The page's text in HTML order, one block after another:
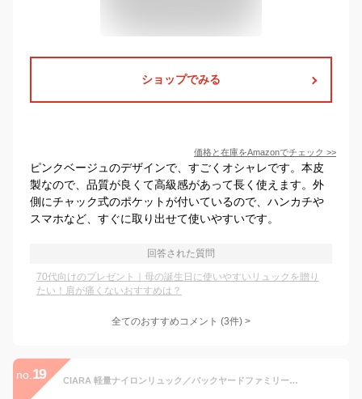
ショップでみる
価格と在庫をAmazonでチェック >>
ピンクベージュのデザインで、すごくオシャレです。本皮
製なので、品質が良くて高級感があって長く使えます。外
側にチャック式のポケットが付いているので、ハンカチや
スマホなど、すぐに取り出せて使いやすいです。
回答された質問
70代向けのプレゼント｜母の誕生日に使いやすいリュックを贈り
たい！肩が痛くないおすすめは？
全てのおすすめコメント (3件) >
no. 19 CIARA 軽量ナイロンリュック／バックヤードファミリー（BACKYARD FAMILY）